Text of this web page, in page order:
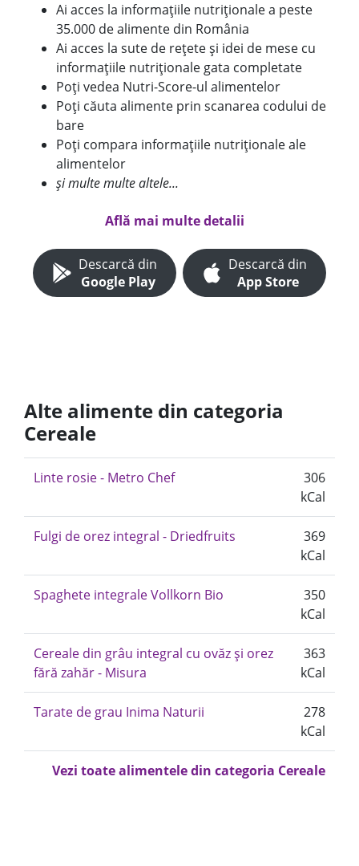
Ai acces la informațiile nutriționale a peste
35.000 de alimente din România
Ai acces la sute de rețete și idei de mese cu
informațiile nutriționale gata completate
Poți vedea Nutri-Score-ul alimentelor
Poți căuta alimente prin scanarea codului de
bare
Poți compara informațiile nutriționale ale
alimentelor
și multe multe altele...
Află mai multe detalii
Descarcă din
Google Play
Descarcă din
App Store
Alte alimente din categoria
Cereale
Linte rosie - Metro Chef
306
kCal
Fulgi de orez integral - Driedfruits
369
kCal
Spaghete integrale Vollkorn Bio
350
kCal
Cereale din grâu integral cu ovăz și orez
fără zahăr - Misura
363
kCal
Tarate de grau Inima Naturii
278
kCal
Vezi toate alimentele din categoria Cereale